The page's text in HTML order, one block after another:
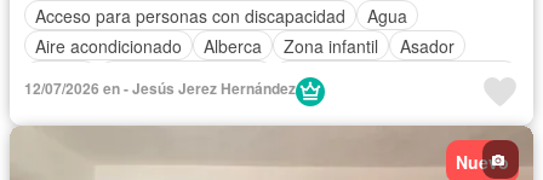
Acceso para personas con discapacidad
Agua
Aire acondicionado
Alberca Zona infantil
Asador
Circuito cerrado de televisión
Cuarto de Limpieza
Gas natural
Jacuzzi Jardín
Despacho
12/07/2026 en - Jesús Jerez Hernández
Nuevo